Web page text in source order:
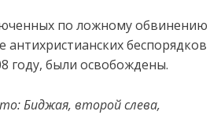
по ложному обвинению
беспорядков
году, были освобождены.
Биджая, второй слева,